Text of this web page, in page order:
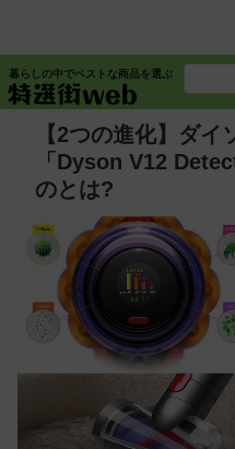
暮らしの中でベストな商品を選ぶ
【2つの進化】ダ
「Dyson V12
のとは?